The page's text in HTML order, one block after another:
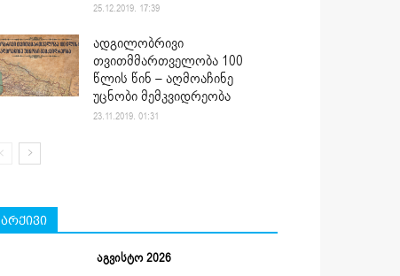
25.12.2019. 17:39
ადგილობრივი
თვითმმართველობა 100
წლის წინ – აღმოაჩინე
უცნობი მემკვიდრეობა
23.11.2019. 01:31
არქივი
აგვისტო 2026